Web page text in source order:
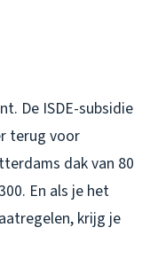
De ISDE-subsidie
terug voor
dak van 80
En als je het
krijg je